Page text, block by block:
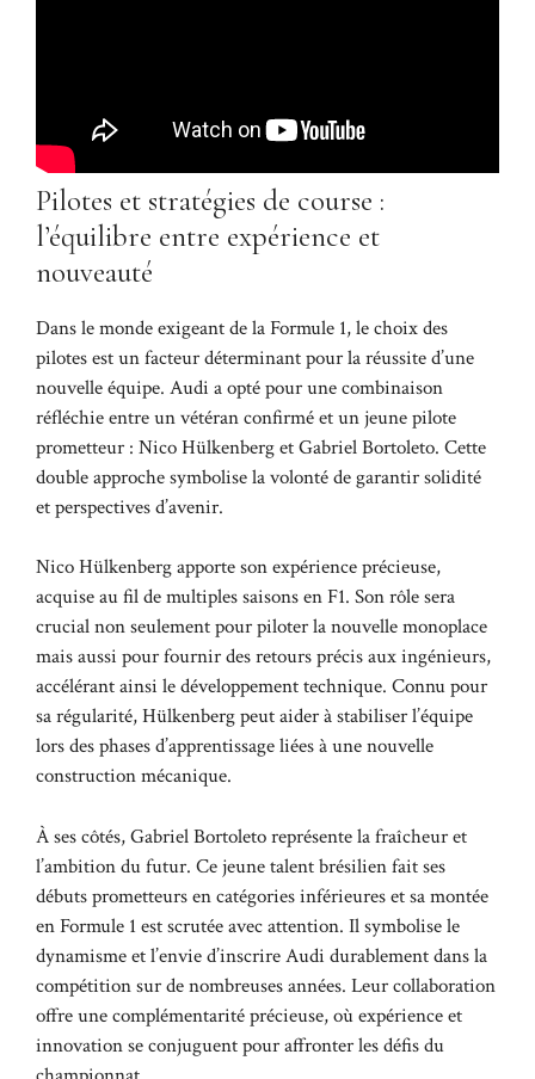
Pilotes et stratégies de course :
l’équilibre entre expérience et
nouveauté
Dans le monde exigeant de la Formule 1, le choix des
pilotes est un facteur déterminant pour la réussite d’une
nouvelle équipe. Audi a opté pour une combinaison
réfléchie entre un vétéran confirmé et un jeune pilote
prometteur : Nico Hülkenberg et Gabriel Bortoleto. Cette
double approche symbolise la volonté de garantir solidité
et perspectives d’avenir.
Nico Hülkenberg apporte son expérience précieuse,
acquise au fil de multiples saisons en F1. Son rôle sera
crucial non seulement pour piloter la nouvelle monoplace
mais aussi pour fournir des retours précis aux ingénieurs,
accélérant ainsi le développement technique. Connu pour
sa régularité, Hülkenberg peut aider à stabiliser l’équipe
lors des phases d’apprentissage liées à une nouvelle
construction mécanique.
À ses côtés, Gabriel Bortoleto représente la fraîcheur et
l’ambition du futur. Ce jeune talent brésilien fait ses
débuts prometteurs en catégories inférieures et sa montée
en Formule 1 est scrutée avec attention. Il symbolise le
dynamisme et l’envie d’inscrire Audi durablement dans la
compétition sur de nombreuses années. Leur collaboration
offre une complémentarité précieuse, où expérience et
innovation se conjuguent pour affronter les défis du